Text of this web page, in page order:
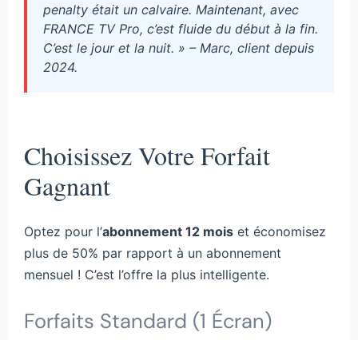
penalty était un calvaire. Maintenant, avec
FRANCE TV Pro, c’est fluide du début à la fin.
C’est le jour et la nuit. » – Marc, client depuis
2024.
Choisissez Votre Forfait
Gagnant
Optez pour l’abonnement 12 mois et économisez
plus de 50% par rapport à un abonnement
mensuel ! C’est l’offre la plus intelligente.
Forfaits Standard (1 Écran)